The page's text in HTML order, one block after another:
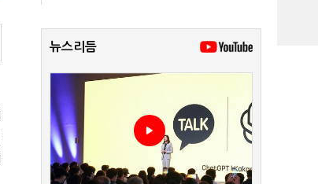
뉴스리듬